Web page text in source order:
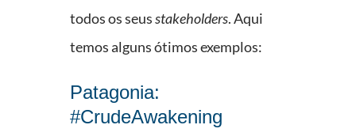
todos os seusstakeholders. Aqui
temos alguns ótimos exemplos:
Patagonia:
#CrudeAwakening